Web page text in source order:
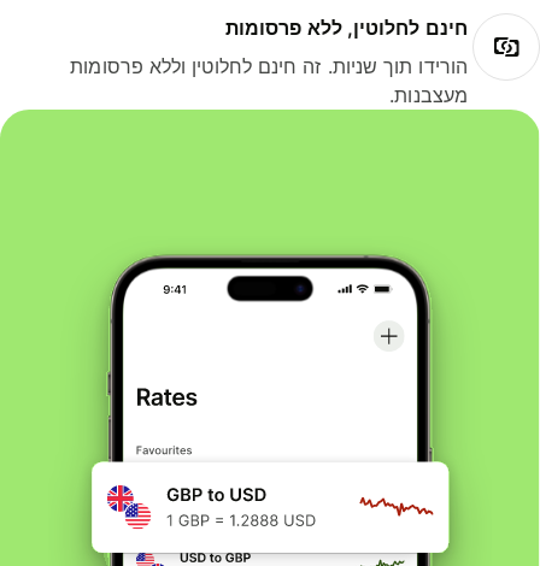
חינם לחלוטין, ללא פרסומות
הורידו תוך שניות. זה חינם לחלוטין וללא פרסומות
מעצבנות.